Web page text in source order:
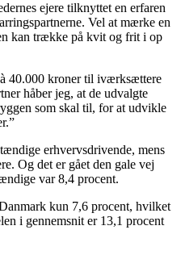
ejere tilknyttet en erfaren
Vel at mærke en
kan trække på kvit og frit i op
40.000 kroner til iværksættere
håber jeg, at de udvalgte
som skal til, for at udvikle
erhvervsdrivende, mens
Og det er gået den gale vej
var 8,4 procent.
kun 7,6 procent, hvilket
i gennemsnit er 13,1 procent